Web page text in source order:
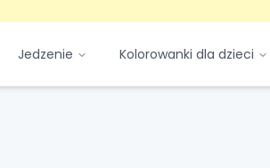
Jedzenie Kolorowanki dla dzieci